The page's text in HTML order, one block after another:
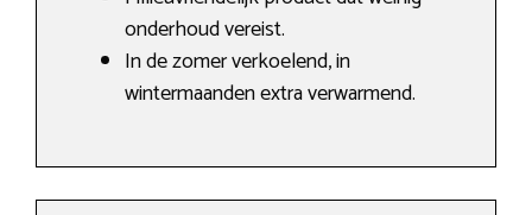
onderhoud vereist.
In de zomer verkoelend, in
wintermaanden extra verwarmend.